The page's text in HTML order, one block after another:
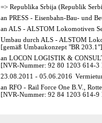
=> Republika Srbija (Republik
an PRESS - Eisenbahn-Bau- und
an ALS - ALSTOM Lokomotiven
Umbau durch ALS - ALSTOM
[gemäß Umbaukonzept "BR 203.1"]
an LOCON LOGISTIK &
[NVR-Nummer: 92 80 1203 614-
23.08.2011 - 05.06.2016
an RFO - Rail Force One B.V.,
[NVR-Nummer: 92 84 1203 614-9